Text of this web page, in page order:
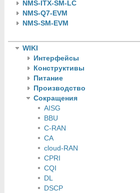
NMS-ITX-SM-LC
NMS-Q7-EVM
NMS-SM-EVM
WIKI
Интерфейсы
Конструктивы
Питание
Производство
Сокращения
AISG
BBU
C-RAN
CA
cloud-RAN
CPRI
CQI
DL
DSCP